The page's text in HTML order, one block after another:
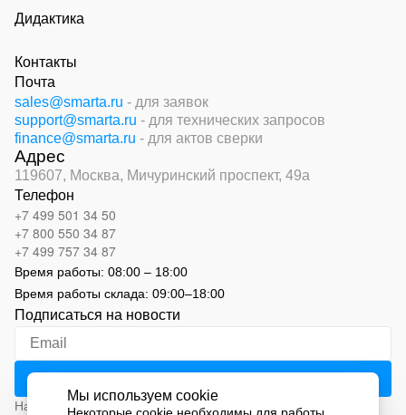
Дидактика
Контакты
Почта
sales@smarta.ru - для заявок
support@smarta.ru - для технических запросов
finance@smarta.ru - для актов сверки
Адрес
119607, Москва, Мичуринский проспект, 49а
Телефон
+7 499 501 34 50
+7 800 550 34 87
+7 499 757 34 87
Время работы: 08:00 – 18:00
Время работы склада: 09:00–18:00
Подписаться на новости
Нажимая на кнопку «Подписаться», вы соглашаетесь с
Мы используем cookie